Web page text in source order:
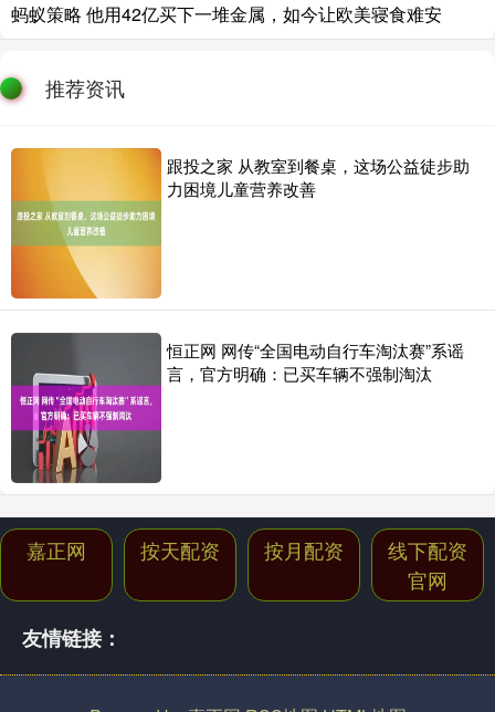
蚂蚁策略 他用42亿买下一堆金属，如今让欧美寝食难安
推荐资讯
跟投之家 从教室到餐桌，这场公益徒步助
力困境儿童营养改善
恒正网 网传“全国电动自行车淘汰赛”系谣
言，官方明确：已买车辆不强制淘汰
嘉正网 按天配资 按月配资
线下配资
官网
友情链接：